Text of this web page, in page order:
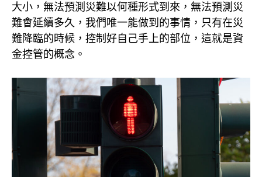
大小，無法預測災難以何種形式到來，無法預測災
難會延續多久，我們唯一能做到的事情，只有在災
難降臨的時候，控制好自己手上的部位，這就是資
金控管的概念。